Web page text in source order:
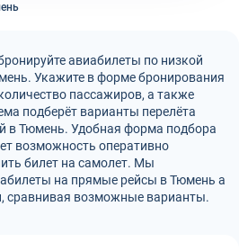
авиабилеты по низкой
Укажите в форме бронирования
пассажиров, а также
подберёт варианты перелёта
в Тюмень. Удобная форма подбора
возможность оперативно
билет на самолет. Мы
на прямые рейсы в Тюмень а
сравнивая возможные варианты.